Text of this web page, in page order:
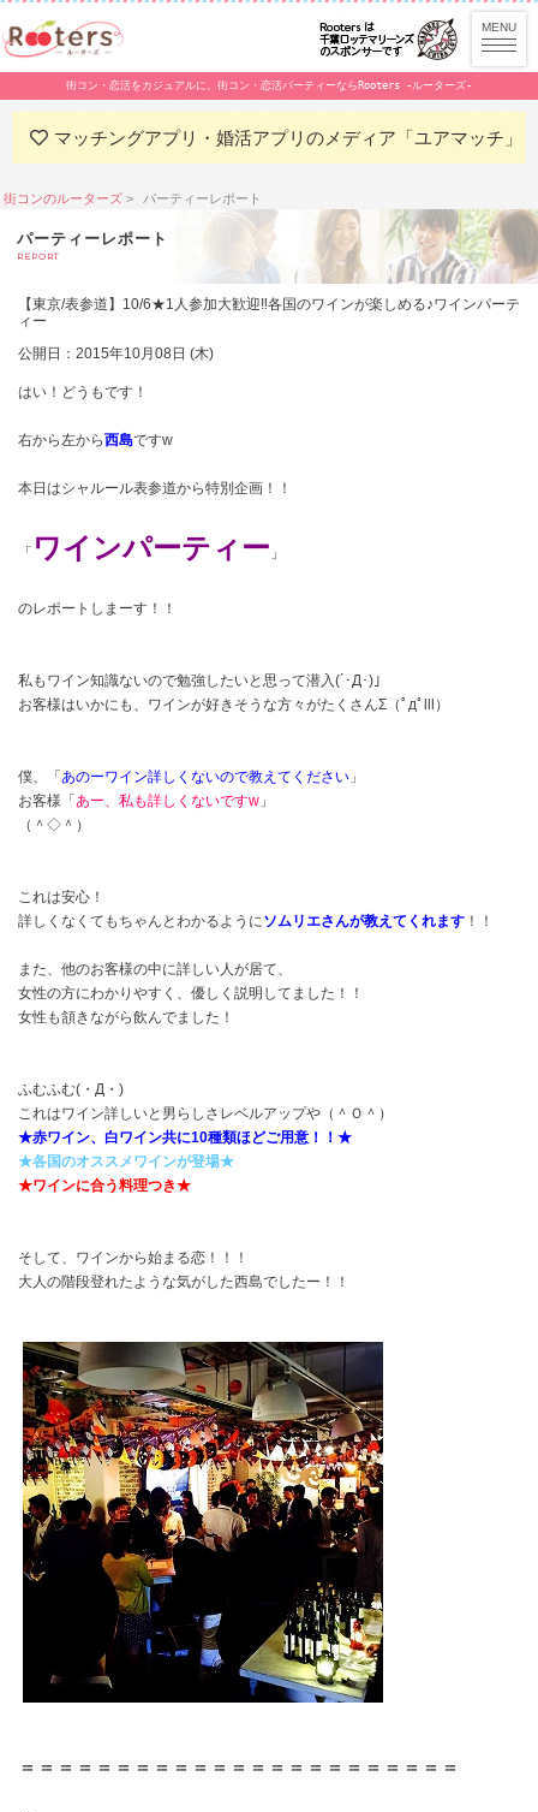
街コン・恋活をカジュアルに。街コン・恋活パーティーならRooters -ルーターズ-
マッチングアプリ・婚活アプリのメディア「ユアマッチ」
街コンのルーターズ パーティーレポート
パーティーレポート
REPORT
【東京/表参道】10/6★1人参加大歓迎‼各国のワインが楽しめる♪ワインパーテ
ィー
公開日：2015年10月08日 (木)
はい！どうもです！
右から左から西島ですw
本日はシャルール表参道から特別企画！！
「 ワインパーティー 」
のレポートしまーす！！
私もワイン知識ないので勉強したいと思って潜入(´･Д･)」
お客様はいかにも、ワインが好きそうな方々がたくさんΣ（ﾟдﾟlll）
僕、「 あのーワイン詳しくないので教えてください 」
お客様「 あー、私も詳しくないですw 」
（＾◇＾）
これは安心！
詳しくなくてもちゃんとわかるようにソムリエさんが教えてくれます ！！
また、他のお客様の中に詳しい人が居て、
女性の方にわかりやすく、優しく説明してました！！
女性も頷きながら飲んでました！
ふむふむ(・Д・)
これはワイン詳しいと男らしさレベルアップや（＾Ｏ＾）
★赤ワイン、白ワイン共に10種類ほどご用意！！★
★各国のオススメワインが登場★
★ワインに合う料理つき★
そして、ワインから始まる恋！！！
大人の階段登れたような気がした西島でしたー！！
＝＝＝＝＝＝＝＝＝＝＝＝＝＝＝＝＝＝＝＝＝＝＝